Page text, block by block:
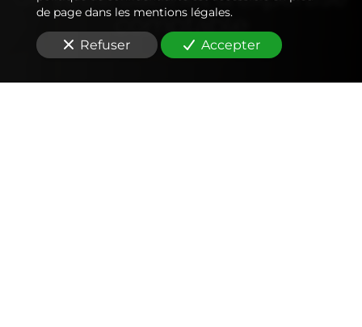
comptable
de page dans les mentions légales.
Refuser Accepter